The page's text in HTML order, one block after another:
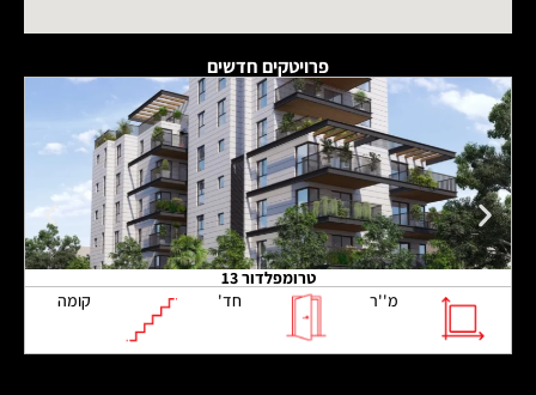
פרויטקים חדשים
טרומפלדור 13
מ''ר
חד' קומה